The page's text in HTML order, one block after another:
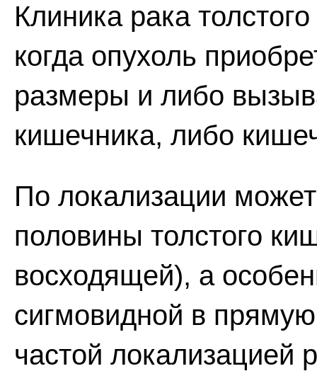
Клиника рака
когда опухоль
размеры и либо
кишечника, либо
По локализации
половины толстого
восходящей), а
сигмовидной в
частой локализацией